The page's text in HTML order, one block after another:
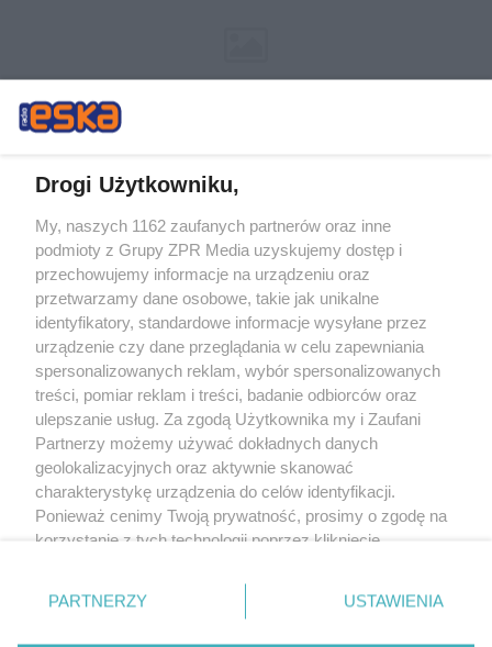
Żaden utwór zamieszczony w serwisie nie może być powielany i
rozpowszechniany lub dalej rozpowszechniany w jakikolwiek sposób (w
tym także elektroniczny lub mechaniczny) na jakimkolwiek polu
eksploatacji w jakiejkolwiek formie, włącznie z umieszczaniem w Internecie
bez pisemnej zgody właściciela praw. Jakiekolwiek użycie lub
wykorzystanie utworów w całości lub w części z naruszeniem prawa, tzn.
bez właściwej zgody, jest zabronione pod groźbą kary i może być ścigane
prawnie.
O nas
Drogi Użytkowniku,
My, naszych 1162 zaufanych partnerów oraz inne
podmioty z Grupy ZPR Media uzyskujemy dostęp i
przechowujemy informacje na urządzeniu oraz
przetwarzamy dane osobowe, takie jak unikalne
identyfikatory, standardowe informacje wysyłane przez
urządzenie czy dane przeglądania w celu zapewniania
spersonalizowanych reklam, wybór spersonalizowanych
treści, pomiar reklam i treści, badanie odbiorców oraz
ulepszanie usług. Za zgodą Użytkownika my i Zaufani
Partnerzy możemy używać dokładnych danych
geolokalizacyjnych oraz aktywnie skanować
charakterystykę urządzenia do celów identyfikacji.
Ponieważ cenimy Twoją prywatność, prosimy o zgodę na
korzystanie z tych technologii poprzez kliknięcie
zmienić/wycofać klikając przycisk ustawień prywatności
znajdujący się w lewym dolnym rogu strony
rodzaje przetwarzania danych nie wymagają zgody
PARTNERZY USTAWIENIA